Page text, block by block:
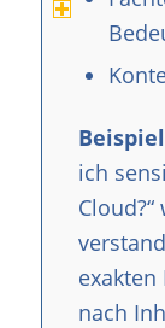
ich
exakten
nach